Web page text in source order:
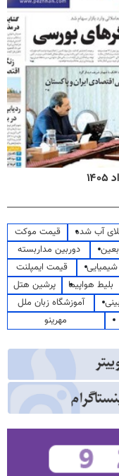
آب شده
قیمت موکت
دوربین مداربسته
قیمت ایمپلنت
بلیط هواپیما
پرشین هتل
آموزشگاه زبان ملل
مهرینو